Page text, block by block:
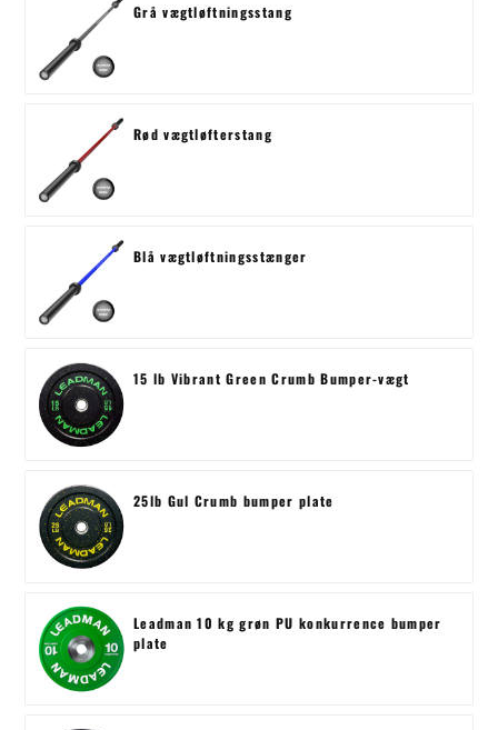
Grå vægtløftningsstang
Rød vægtløfterstang
Blå vægtløftningsstænger
15 lb Vibrant Green Crumb Bumper-vægt
25lb Gul Crumb bumper plate
Leadman 10 kg grøn PU konkurrence bumper
plate